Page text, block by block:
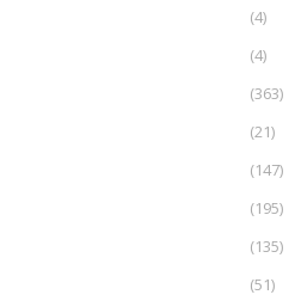
(4)
(4)
(363)
(21)
(147)
(195)
(135)
(51)